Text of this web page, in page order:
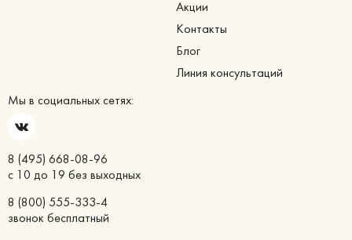
Акции
Контакты
Блог
Линия консультаций
Мы в социальных сетях:
8 (495) 668-08-96
с 10 до 19 без выходных
8 (800) 555-333-4
звонок бесплатный